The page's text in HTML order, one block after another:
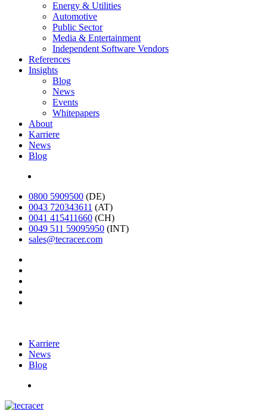
Energy & Utilities
Automotive
Public Sector
Media & Entertainment
Independent Software Vendors
References
Insights
Blog
News
Events
Whitepapers
About
Karriere
News
Blog
0800 5909500 (DE)
0043 720343611 (AT)
0041 415411660 (CH)
0049 511 59095950 (INT)
sales@tecracer.com
Karriere
News
Blog